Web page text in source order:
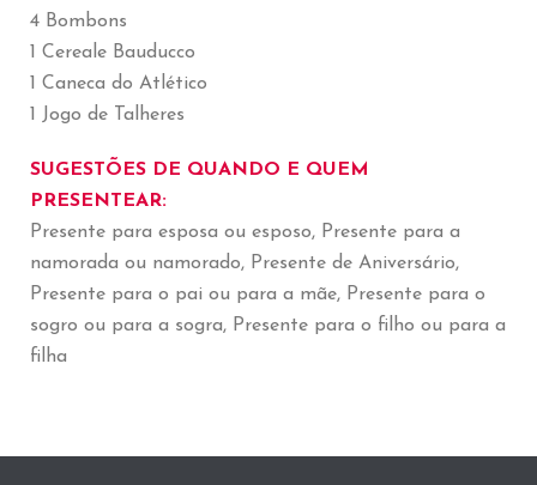
4 Bombons
1 Cereale Bauducco
1 Caneca do Atlético
1 Jogo de Talheres
SUGESTÕES DE QUANDO E QUEM
PRESENTEAR:
Presente para esposa ou esposo, Presente para a
namorada ou namorado, Presente de Aniversário,
Presente para o pai ou para a mãe, Presente para o
sogro ou para a sogra, Presente para o filho ou para a
filha